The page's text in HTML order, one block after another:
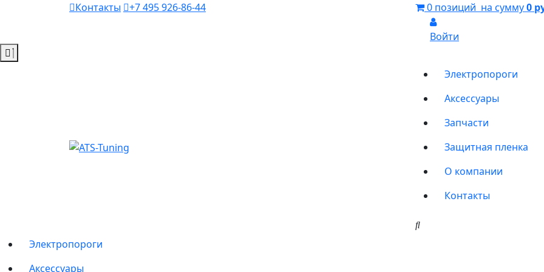
Контакты +7 495 926-86-44 0 позиций на сумму0
Войти
Электропороги
Аксессуары
Запчасти
Защитная пленка
О компании
Контакты
Электропороги
Аксессуары